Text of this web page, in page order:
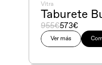
Ver más
Vitra
Taburete
573€
955€